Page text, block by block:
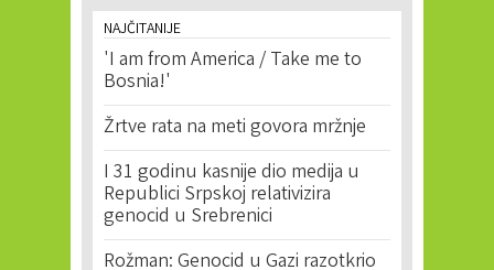
NAJČITANIJE
'I am from America / Take me to
Bosnia!'
Žrtve rata na meti govora mržnje
I 31 godinu kasnije dio medija u
Republici Srpskoj relativizira
genocid u Srebrenici
Rožman: Genocid u Gazi razotkrio